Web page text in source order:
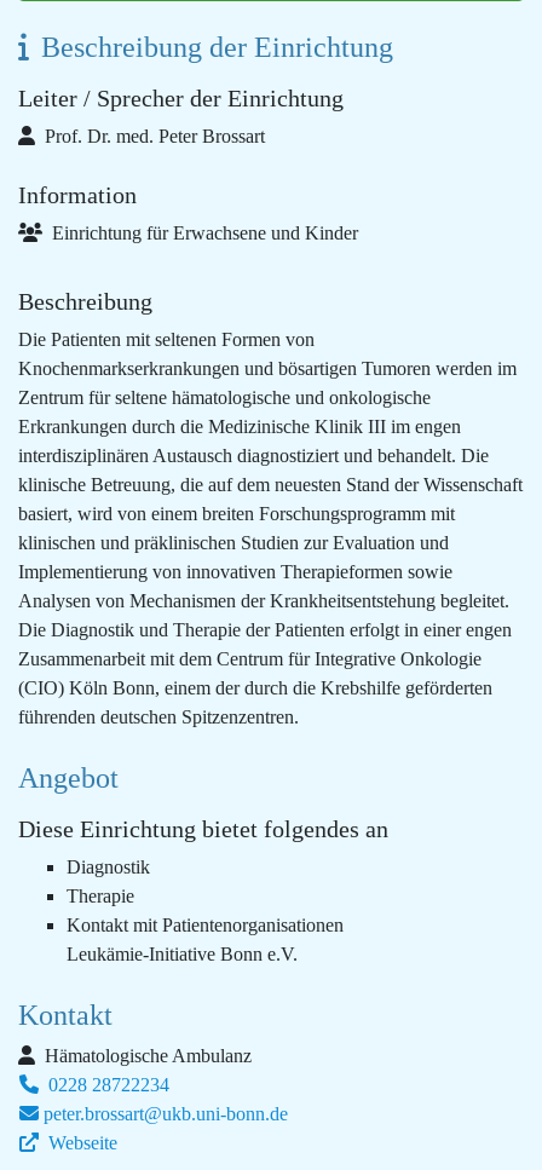
Beschreibung der Einrichtung
Leiter / Sprecher der Einrichtung
Prof. Dr. med. Peter Brossart
Information
Einrichtung für Erwachsene und Kinder
Beschreibung
Die Patienten mit seltenen Formen von
Knochenmarkserkrankungen und bösartigen Tumoren werden im
Zentrum für seltene hämatologische und onkologische
Erkrankungen durch die Medizinische Klinik III im engen
interdisziplinären Austausch diagnostiziert und behandelt. Die
klinische Betreuung, die auf dem neuesten Stand der Wissenschaft
basiert, wird von einem breiten Forschungsprogramm mit
klinischen und präklinischen Studien zur Evaluation und
Implementierung von innovativen Therapieformen sowie
Analysen von Mechanismen der Krankheitsentstehung begleitet.
Die Diagnostik und Therapie der Patienten erfolgt in einer engen
Zusammenarbeit mit dem Centrum für Integrative Onkologie
(CIO) Köln Bonn, einem der durch die Krebshilfe geförderten
führenden deutschen Spitzenzentren.
Angebot
Diese Einrichtung bietet folgendes an
Diagnostik
Therapie
Kontakt mit Patientenorganisationen
Leukämie-Initiative Bonn e.V.
Kontakt
Hämatologische Ambulanz
0228 28722234
peter.brossart@ukb.uni-bonn.de
Webseite